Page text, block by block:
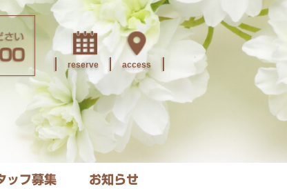
reserve access
ッフ募集 お知らせ